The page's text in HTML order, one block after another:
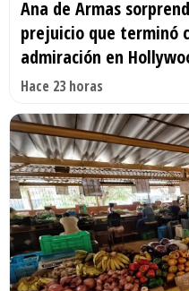
Ana de Armas
prejuicio que terminó
admiración en
Hace 23 horas